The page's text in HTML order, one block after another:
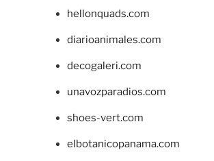
hellonquads.com
diarioanimales.com
decogaleri.com
unavozparadios.com
shoes-vert.com
elbotanicopanama.com